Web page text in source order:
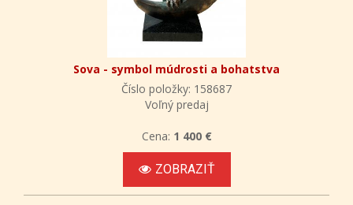
Sova - symbol múdrosti a bohatstva
Číslo položky: 158687
Voľný predaj
Cena: 1 400 €
ZOBRAZIŤ